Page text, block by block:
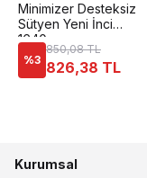
Minimizer Desteksiz
Sütyen Yeni İnci
1640
%3
850,08 TL
826,38 TL
Kurumsal